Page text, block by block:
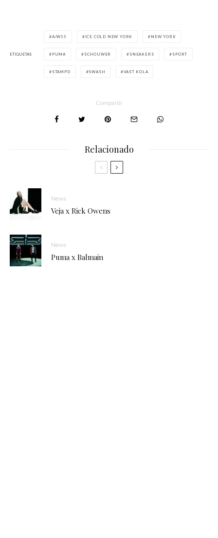
ETIQUETAS
A/W15 ICE COLD NEW YORK NEW YORK
PUMA SCHOUWER SNEAKERS SPORT
STAMPD SWASH VAST KOLA
Compartir
Relacionado
News
Veja x Rick Owens
News
Puma x Balmain